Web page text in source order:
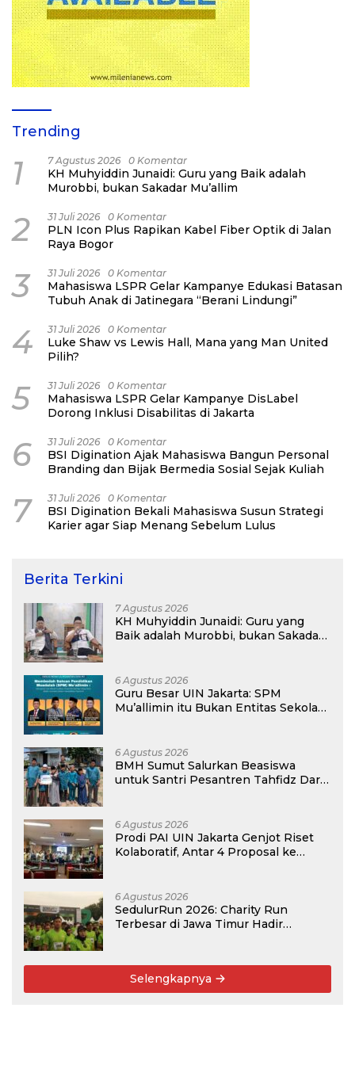
Trending
1 7 Agustus 2026 0 Komentar
KH Muhyiddin Junaidi: Guru yang Baik adalah
Murobbi, bukan Sakadar Mu’allim
2 31 Juli 2026 0 Komentar
PLN Icon Plus Rapikan Kabel Fiber Optik di Jalan
Raya Bogor
3 31 Juli 2026 0 Komentar
Mahasiswa LSPR Gelar Kampanye Edukasi Batasan
Tubuh Anak di Jatinegara “Berani Lindungi”
4 31 Juli 2026 0 Komentar
Luke Shaw vs Lewis Hall, Mana yang Man United
Pilih?
5 31 Juli 2026 0 Komentar
Mahasiswa LSPR Gelar Kampanye DisLabel
Dorong Inklusi Disabilitas di Jakarta
6 31 Juli 2026 0 Komentar
BSI Digination Ajak Mahasiswa Bangun Personal
Branding dan Bijak Bermedia Sosial Sejak Kuliah
7 31 Juli 2026 0 Komentar
BSI Digination Bekali Mahasiswa Susun Strategi
Karier agar Siap Menang Sebelum Lulus
Berita Terkini
7 Agustus 2026
KH Muhyiddin Junaidi: Guru yang
Baik adalah Murobbi, bukan Sakadar
6 Agustus 2026
Guru Besar UIN Jakarta: SPM
Mu’allimin itu Bukan Entitas Sekolah
6 Agustus 2026
BMH Sumut Salurkan Beasiswa
untuk Santri Pesantren Tahfidz Darul
6 Agustus 2026
Prodi PAI UIN Jakarta Genjot Riset
Kolaboratif, Antar 4 Proposal ke
6 Agustus 2026
SedulurRun 2026: Charity Run
Terbesar di Jawa Timur Hadir
Guru Honorer
Selengkapnya